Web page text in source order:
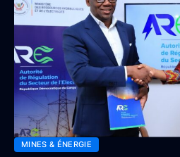
MINES & ÉNERGIE